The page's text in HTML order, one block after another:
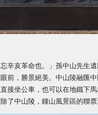
辛亥革命也。」孫中山先生
前，勝景絕美。中山陵融匯
接坐公車，也可以在地鐵下
了中山陵，鍾山風景區的聯